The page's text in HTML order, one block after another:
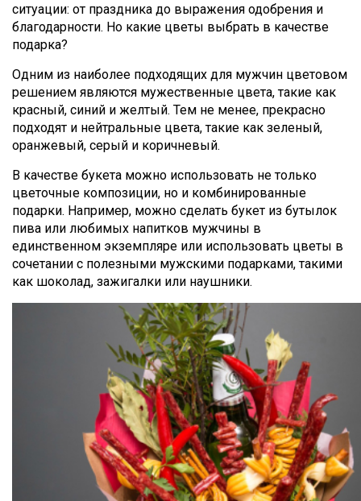
ситуации: от праздника до выражения одобрения и
благодарности. Но какие цветы выбрать в качестве
подарка?
Одним из наиболее подходящих для мужчин цветовом
решением являются мужественные цвета, такие как
красный, синий и желтый. Тем не менее, прекрасно
подходят и нейтральные цвета, такие как зеленый,
оранжевый, серый и коричневый.
В качестве букета можно использовать не только
цветочные композиции, но и комбинированные
подарки. Например, можно сделать букет из бутылок
пива или любимых напитков мужчины в
единственном экземпляре или использовать цветы в
сочетании с полезными мужскими подарками, такими
как шоколад, зажигалки или наушники.